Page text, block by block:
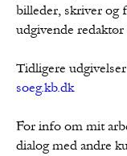
billeder, skriver og
udgivende
soeg.kb.dk
For info om mit
dialog med andre